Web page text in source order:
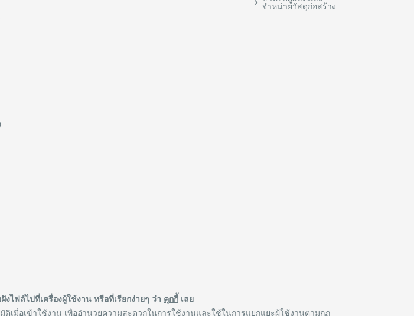
จำหน่ายวัสดุก่อสร้าง
งไฟล์ไปที่เครื่องผู้ใช้งาน หรือที่เรียกง่ายๆ ว่า คุกกี้ เลย
เมื่อเข้าใช้งาน เพื่ออำนวยความสะดวกในการใช้งานและใช้ในการแยกแยะผู้ใช้งานตามกฏ